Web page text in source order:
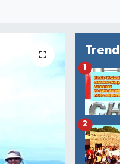
1
2